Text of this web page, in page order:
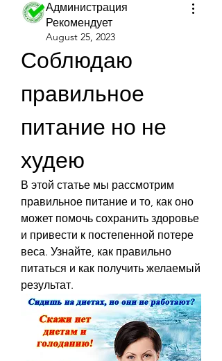
Администрация
Рекомендует
August 25, 2023
Соблюдаю
правильное
питание но не
худею
В этой статье мы рассмотрим
правильное питание и то, как оно
может помочь сохранить здоровье
и привести к постепенной потере
веса. Узнайте, как правильно
питаться и как получить желаемый
результат.